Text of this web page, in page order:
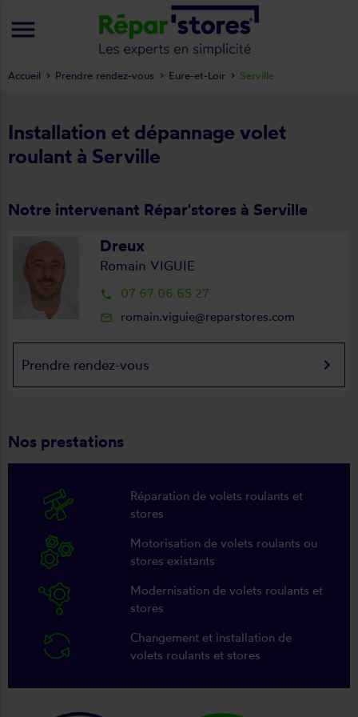
Installation et dépannage volet
roulant à Serville
Notre intervenant Répar'stores à Serville
Dreux
Romain VIGUIE
local_phone 07 67 06 65 27
mail_outline romain.viguie@reparstores.com
Prendre rendez-vous keyboard_arrow_right
Nos prestations
Réparation de volets roulants et
stores
Motorisation de volets roulants ou
stores existants
Modernisation de volets roulants et
stores
Changement et installation de
volets roulants et stores
Accueil Prendre rendez-vous Eure-et-Loir Serville
menu